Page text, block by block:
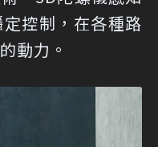
控制，在各種路
動力。